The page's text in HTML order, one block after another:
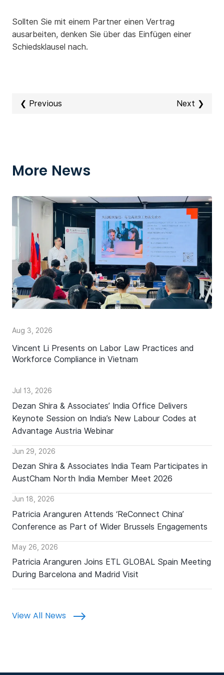
Sollten Sie mit einem Partner einen Vertrag
ausarbeiten, denken Sie über das Einfügen einer
Schiedsklausel nach.
❮ Previous Next ❯
More News
Aug 3, 2026
Vincent Li Presents on Labor Law Practices and
Workforce Compliance in Vietnam
Jul 13, 2026
Dezan Shira & Associates’ India Office Delivers
Keynote Session on India’s New Labour Codes at
Advantage Austria Webinar
Jun 29, 2026
Dezan Shira & Associates India Team Participates in
AustCham North India Member Meet 2026
Jun 18, 2026
Patricia Aranguren Attends ‘ReConnect China’
Conference as Part of Wider Brussels Engagements
May 26, 2026
Patricia Aranguren Joins ETL GLOBAL Spain Meeting
During Barcelona and Madrid Visit
View All News